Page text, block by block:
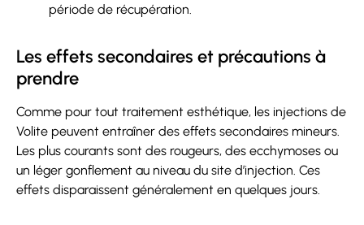
période de récupération.
Les effets secondaires et précautions à
prendre
Comme pour tout traitement esthétique, les injections de
Volite peuvent entraîner des effets secondaires mineurs.
Les plus courants sont des rougeurs, des ecchymoses ou
un léger gonflement au niveau du site d’injection. Ces
effets disparaissent généralement en quelques jours.